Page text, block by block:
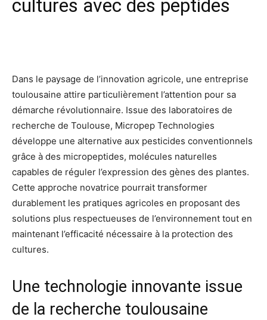
cultures avec des peptides
Dans le paysage de l’innovation agricole, une entreprise
toulousaine attire particulièrement l’attention pour sa
démarche révolutionnaire. Issue des laboratoires de
recherche de Toulouse, Micropep Technologies
développe une alternative aux pesticides conventionnels
grâce à des micropeptides, molécules naturelles
capables de réguler l’expression des gènes des plantes.
Cette approche novatrice pourrait transformer
durablement les pratiques agricoles en proposant des
solutions plus respectueuses de l’environnement tout en
maintenant l’efficacité nécessaire à la protection des
cultures.
Une technologie innovante issue
de la recherche toulousaine